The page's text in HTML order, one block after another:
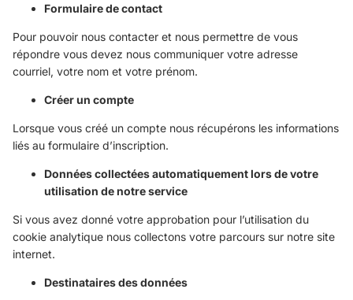
Formulaire de contact
Pour pouvoir nous contacter et nous permettre de vous
répondre vous devez nous communiquer votre adresse
courriel, votre nom et votre prénom.
Créer un compte
Lorsque vous créé un compte nous récupérons les informations
liés au formulaire d’inscription.
Données collectées automatiquement lors de votre
utilisation de notre service
Si vous avez donné votre approbation pour l’utilisation du
cookie analytique nous collectons votre parcours sur notre site
internet.
Destinataires des données